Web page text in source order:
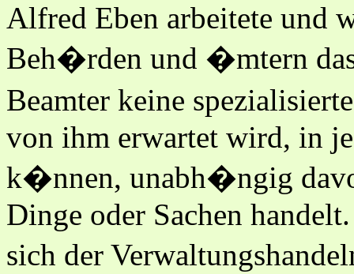
Alfred Eben arbeitete und
Beh�rden und �mtern
Beamter keine
von ihm erwartet wird, in
k�nnen, unabh�ngig
Dinge oder Sachen
sich der